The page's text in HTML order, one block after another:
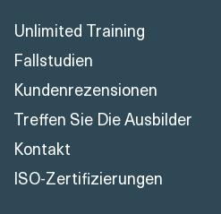
Unlimited Training
Fallstudien
Kundenrezensionen
Treffen Sie Die Ausbilder
Kontakt
ISO-Zertifizierungen